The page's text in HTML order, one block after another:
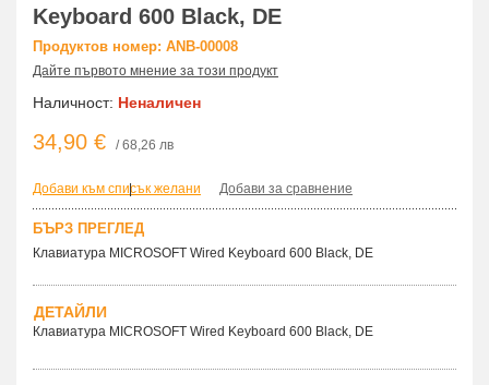
Keyboard 600 Black, DE
Продуктов номер: ANB-00008
Дайте първото мнение за този продукт
Наличност: Неналичен
34,90 € / 68,26 лв
Добави към списък желани
| Добави за сравнение
БЪРЗ ПРЕГЛЕД
Клавиатура MICROSOFT Wired Keyboard 600 Black, DE
ДЕТАЙЛИ
Клавиатура MICROSOFT Wired Keyboard 600 Black, DE